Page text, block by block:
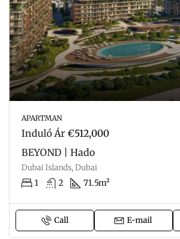
APARTMAN
Induló Ár €512,000
BEYOND | Hado
Dubai Islands, Dubai
1 2 71.5m²
Call E-mail